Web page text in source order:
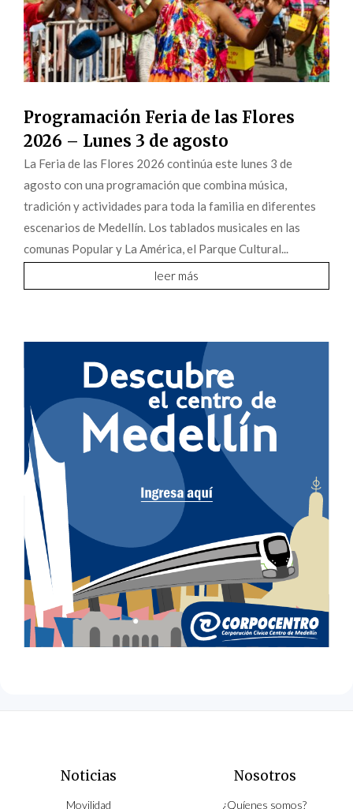
Programación Feria de las Flores
2026 – Lunes 3 de agosto
La Feria de las Flores 2026 continúa este lunes 3 de
agosto con una programación que combina música,
tradición y actividades para toda la familia en diferentes
escenarios de Medellín. Los tablados musicales en las
comunas Popular y La América, el Parque Cultural...
leer más
Noticias
Movilidad
Nosotros
¿Quíenes somos?